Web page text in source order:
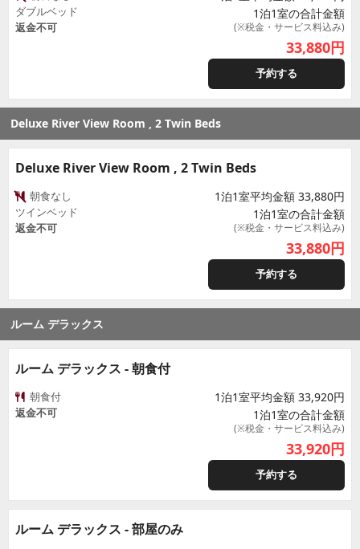
ダブルベッド
返金不可
1泊1室の合計金額
(※税金・サービス料込み)
33,880円
予約する
Deluxe River View Room , 2 Twin Beds
Deluxe River View Room , 2 Twin Beds
朝食なし
ツインベッド
返金不可
1泊1室平均金額 33,880円
1泊1室の合計金額
(※税金・サービス料込み)
33,880円
予約する
ルーム デラックス
ルーム デラックス - 朝食付
朝食付
返金不可
1泊1室平均金額 33,920円
1泊1室の合計金額
(※税金・サービス料込み)
33,920円
予約する
ルーム デラックス - 部屋のみ